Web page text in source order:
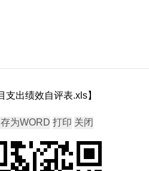
支出绩效自评表.xls】